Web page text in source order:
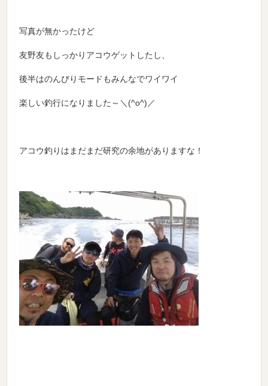
写真が無かったけど
友野友もしっかりアコウゲットしたし、
後半はのんびりモードもみんなでワイワイ
楽しい釣行になりました～＼(^o^)／
アコウ釣りはまだまだ研究の余地がありますな！